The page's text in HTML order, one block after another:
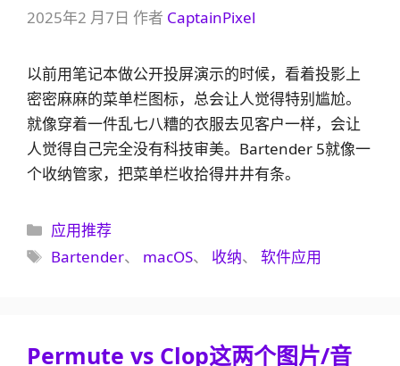
2025年2 月7日 作者 CaptainPixel
以前用笔记本做公开投屏演示的时候，看着投影上
密密麻麻的菜单栏图标，总会让人觉得特别尴尬。
就像穿着一件乱七八糟的衣服去见客户一样，会让
人觉得自己完全没有科技审美。Bartender 5就像一
个收纳管家，把菜单栏收拾得井井有条。
分
类
应用推荐
标
Bartender、 macOS、 收纳、软件应用
Permute vs Clop这两个图片/音